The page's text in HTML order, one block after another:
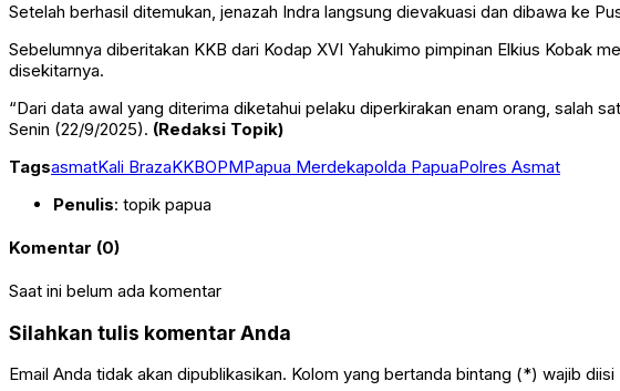
Setelah berhasil ditemukan, jenazah Indra langsung dievakuasi dan dibawa ke
Sebelumnya diberitakan KKB dari Kodap XVI Yahukimo pimpinan Elkius Kobak
disekitarnya.
“Dari data awal yang diterima diketahui pelaku diperkirakan enam orang, salah
Senin (22/9/2025). (Redaksi Topik)
TagsasmatKali BrazaKKBOPMPapua Merdekapolda PapuaPolres Asmat
Penulis: topik papua
Komentar (0)
Saat ini belum ada komentar
Silahkan tulis komentar Anda
Email Anda tidak akan dipublikasikan. Kolom yang bertanda bintang (*) wajib diisi